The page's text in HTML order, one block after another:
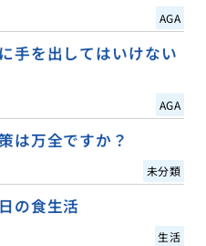
AGA
手を出してはいけない
AGA
は万全ですか？
未分類
の食生活
生活